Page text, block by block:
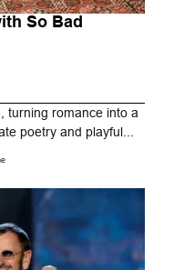
So Bad
turning romance into a
poetry and playful...